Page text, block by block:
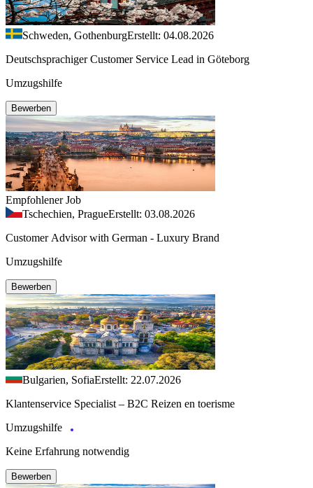
Schweden, GothenburgErstellt: 04.08.2026
Deutschsprachiger Customer Service Lead in Göteborg
Umzugshilfe
Bewerben
Empfohlener Job
Tschechien, PragueErstellt: 03.08.2026
Customer Advisor with German - Luxury Brand
Umzugshilfe
Bewerben
Bulgarien, SofiaErstellt: 22.07.2026
Klantenservice Specialist – B2C Reizen en toerisme
Umzugshilfe
Keine Erfahrung notwendig
Bewerben